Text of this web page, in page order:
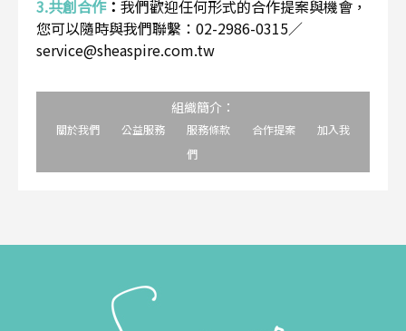
3.共創合作： 我們歡迎任何形式的合作提案與機會，
您可以隨時與我們聯繫：02-2986-0315／
service@sheaspire.com.tw
組織簡介：
關於我們 公益服務 服務條款 合作提案
加入我
們